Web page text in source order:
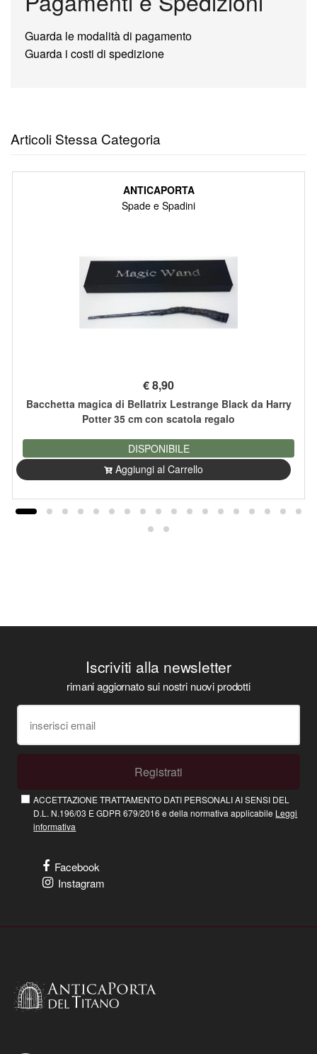
Guarda le modalità di pagamento
Guarda i costi di spedizione
Articoli Stessa Categoria
ANTICAPORTA
Spade e Spadini
€8,90
Bacchetta magica di Bellatrix Lestrange Black da Harry
Potter 35 cm con scatola regalo
DISPONIBILE
Aggiungi al Carrello
Iscriviti alla newsletter
rimani aggiornato sui nostri nuovi prodotti
Registrati
ACCETTAZIONE TRATTAMENTO DATI PERSONALI AI SENSI DEL
D.L. N.196/03 E GDPR 679/2016 e della normativa applicabile Leggi
informativa
Facebook
Instagram